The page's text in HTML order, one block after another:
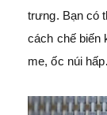
trưng. Bạn có
cách chế biến
me, ốc núi